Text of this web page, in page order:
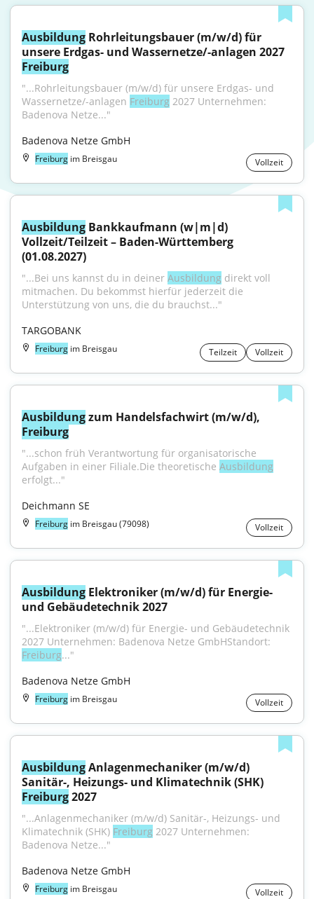
Ausbildung Rohrleitungsbauer (m/w/d) für
Freiburg
"...Rohrleitungsbauer (m/w/d) für unsere Erdgas- und
Wassernetze/-anlagen Freiburg 2027 Unternehmen:
Badenova Netze..."
Badenova Netze GmbH
Freiburg im Breisgau Vollzeit
Ausbildung Bankkaufmann (w|m|d)
Vollzeit/Teilzeit – Baden-Württemberg
(01.08.2027)
"...Bei uns kannst du in deiner Ausbildung direkt voll
mitmachen. Du bekommst hierfür jederzeit die
Unterstützung von uns, die du brauchst..."
TARGOBANK
Freiburg im Breisgau Teilzeit Vollzeit
Ausbildung
Freiburg
"...schon früh Verantwortung für organisatorische
Aufgaben in einer Filiale.Die theoretische Ausbildung
erfolgt..."
Deichmann SE
Freiburg im Breisgau (79098) Vollzeit
Ausbildung Elektroniker (m/w/d) für Energie-
und Gebäudetechnik 2027
"...Elektroniker (m/w/d) für Energie- und Gebäudetechnik
Freiburg..."
Badenova Netze GmbH
Freiburg im Breisgau Vollzeit
Ausbildung Anlagenmechaniker (m/w/d)
Freiburg 2027
"...Anlagenmechaniker (m/w/d) Sanitär-, Heizungs- und
Klimatechnik (SHK) Freiburg 2027 Unternehmen:
Badenova Netze..."
Badenova Netze GmbH
Freiburg im Breisgau Vollzeit